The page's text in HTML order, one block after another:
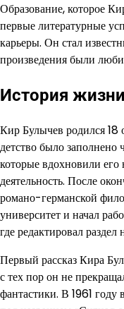
Образование, которое
первые литературные
карьеры. Он стал
произведения были
История
Кир Булычев родился 18
детство было заполнено
которые вдохновили
деятельность. После
романо-германской
университет и начал
где редактировал
Первый рассказ Кира
с тех пор он не
фантастики. В 1961 году